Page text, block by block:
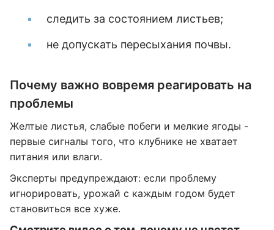
следить за состоянием листьев;
не допускать пересыхания почвы.
Почему важно вовремя реагировать на
проблемы
Желтые листья, слабые побеги и мелкие ягоды -
первые сигналы того, что клубнике не хватает
питания или влаги.
Эксперты предупреждают: если проблему
игнорировать, урожай с каждым годом будет
становиться все хуже.